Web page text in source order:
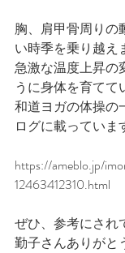
胸、肩甲骨周りの
い時季を乗り越え
急激な温度上昇の
うに身体を育てて
和道ヨガの体操の
ログに載っていま
https://ameblo.jp/
12463412310.html
ぜひ、参考にされ
勤子さんありがと